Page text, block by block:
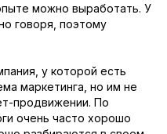
можно выработать. У
говоря, поэтому
у которой есть
маркетинга, но им не
продвижении. По
очень часто хорошо